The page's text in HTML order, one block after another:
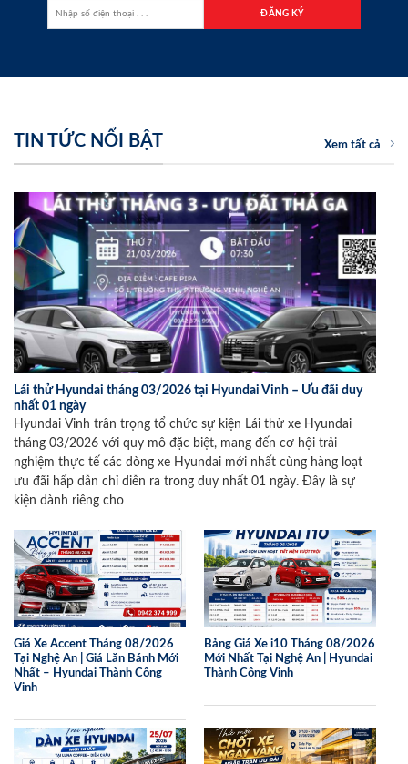
TIN TỨC NỔI BẬT Xem tất cả
Lái thử Hyundai tháng 03/2026 tại Hyundai Vinh – Ưu đãi duy
nhất 01 ngày
Hyundai Vinh trân trọng tổ chức sự kiện Lái thử xe Hyundai
tháng 03/2026 với quy mô đặc biệt, mang đến cơ hội trải
nghiệm thực tế các dòng xe Hyundai mới nhất cùng hàng loạt
ưu đãi hấp dẫn chỉ diễn ra trong duy nhất 01 ngày. Đây là sự
kiện dành riêng cho
Giá Xe Accent Tháng 08/2026
Tại Nghệ An | Giá Lăn Bánh Mới
Nhất – Hyundai Thành Công
Vinh
Bảng Giá Xe i10 Tháng 08/2026
Mới Nhất Tại Nghệ An | Hyundai
Thành Công Vinh